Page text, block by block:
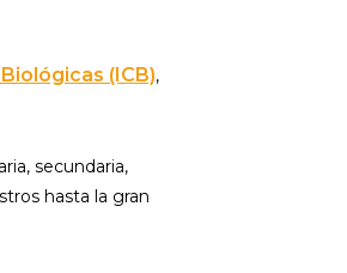
(ICB),
secundaria,
hasta la gran